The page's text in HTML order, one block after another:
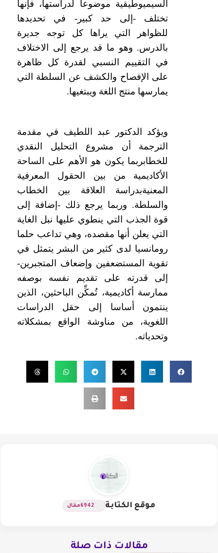
السيميوطيقية موضوعا لدراستها، فإنها
تختلف -إلى حد كبير- في تحديدها
للظواهر التي يراها كل توجه جديرة
بالدرس. وهو ما قد يرجع إلى الاختلاف
في التقييم النسبي لقدرة كل ظاهرة
على الإفصاح والكشف عن السلطة التي
يمارسها منتج اللغة ويبتغيها.
ويؤكد الدكتور عبد اللطيف في مقدمة
الترجمة أن مشروع التحليل النقدي
للخطابربما يكون هو الأهم على الساحة
الأكاديمية من بين الحقول المعرفية
المعنيةبدراسة العلاقة بين الخطاب
والسلطة. وربما يرجع ذلك -إضافة إلى
قوة الجذب التي ينطوي عليها نبل الغاية
التي يعلن أنها مقصده، وهي تداعب حلما
رومانسيا لدى كثير من البشر يتمثل في
تقوية المستضعفين وإضعاف المتجبرين-
إلى قدرته على تقديم نفسه بوصفه
ممارسة أكاديمية، تُمكِّن الباحثين، الذين
ينتمون أساسا إلى حقل الدراسات
اللغوية، من مناوشة الواقع بمشكلاته
وتحدياته.
موقع الكتابة 6942مقال
مقالات ذات صلة